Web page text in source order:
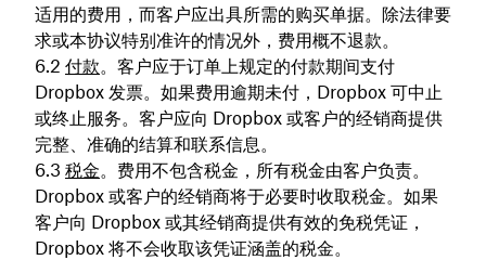
适用的费用，而客户应出具所需的购买单据。除法律要
求或本协议特别准许的情况外，费用概不退款。
付款。客户应于订单上规定的付款期间支付
Dropbox 发票。如果费用逾期未付，Dropbox 可中止
或终止服务。客户应向 Dropbox 或客户的经销商提供
完整、准确的结算和联系信息。
税金。费用不包含税金，所有税金由客户负责。
Dropbox 或客户的经销商将于必要时收取税金。如果
客户向 Dropbox 或其经销商提供有效的免税凭证，
Dropbox 将不会收取该凭证涵盖的税金。